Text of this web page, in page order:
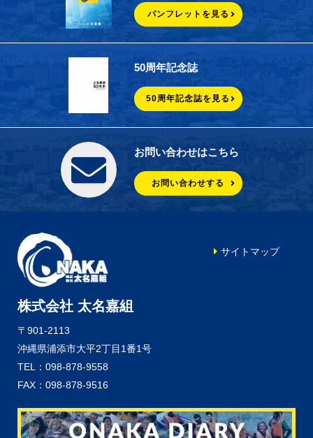
パンフレットを見る
50周年記念誌
50周年記念誌を見る
お問い合わせはこちら
お問い合わせする
株式会社 太名嘉組
〒901-2113
沖縄県浦添市大平2丁目1番1号
TEL：098-878-9558
FAX：098-878-9516
サイトマップ